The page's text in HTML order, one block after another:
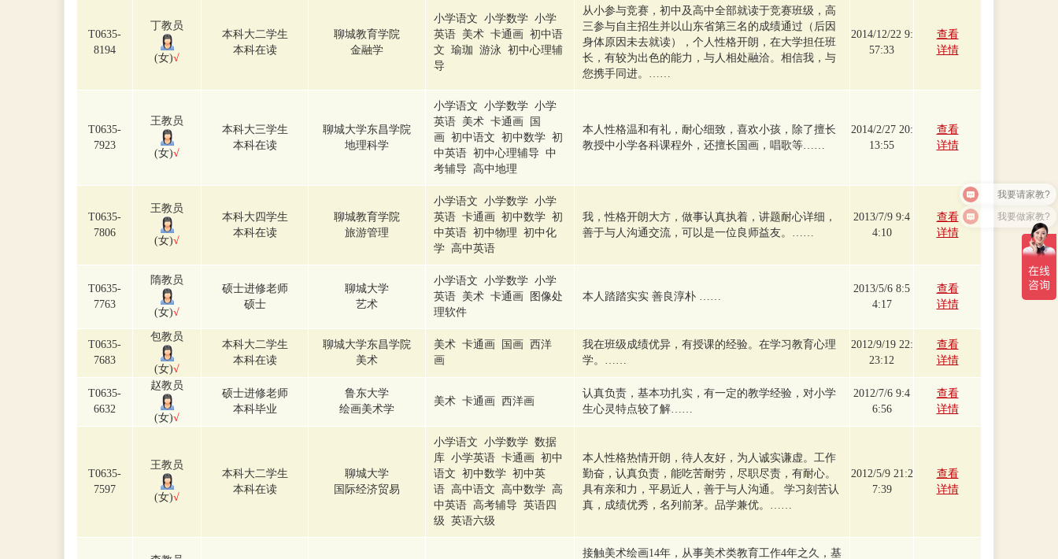
T0635-
8194
丁教员
(女)√
本科大二学生
本科在读
聊城教育学院
金融学
小学语文 小学数学 小学
英语 美术 卡通画 初中语
文 瑜珈 游泳 初中心理辅
导
从小参与竞赛，初中及高中全部就读于竞赛班级，高
三参与自主招生并以山东省第三名的成绩通过（后因
身体原因未去就读），个人性格开朗，在大学担任班
长，有较为出色的能力，与人相处融洽。相信我，与
您携手同进。……
2014/12/22 9:
57:33
查看
详情
T0635-
7923
王教员
(女)√
本科大三学生
本科在读
聊城大学东昌学院
地理科学
小学语文 小学数学 小学
英语 美术 卡通画 国
画 初中语文 初中数学 初
中英语 初中心理辅导 中
考辅导 高中地理
本人性格温和有礼，耐心细致，喜欢小孩，除了擅长
教授中小学各科课程外，还擅长国画，唱歌等……
2014/2/27 20:
13:55
查看
详情
T0635-
7806
王教员
(女)√
本科大四学生
本科在读
聊城教育学院
旅游管理
小学语文 小学数学 小学
英语 卡通画 初中数学 初
中英语 初中物理 初中化
学 高中英语
我，性格开朗大方，做事认真执着，讲题耐心详细，
善于与人沟通交流，可以是一位良师益友。……
2013/7/9 9:4
4:10
查看
详情
T0635-
7763
隋教员
(女)√
硕士进修老师
硕士
聊城大学
艺术
小学语文 小学数学 小学
英语 美术 卡通画 图像处
理软件
本人踏踏实实 善良淳朴 ……
2013/5/6 8:5
4:17
查看
详情
T0635-
7683
包教员
(女)√
本科大二学生
本科在读
聊城大学东昌学院
美术
美术 卡通画 国画 西洋
画
我在班级成绩优异，有授课的经验。在学习教育心理
学。……
2012/9/19 22:
23:12
查看
详情
T0635-
6632
赵教员
(女)√
硕士进修老师
本科毕业
鲁东大学
绘画美术学
美术 卡通画 西洋画
认真负责，基本功扎实，有一定的教学经验，对小学
生心灵特点较了解……
2012/7/6 9:4
6:56
查看
详情
T0635-
7597
王教员
(女)√
本科大二学生
本科在读
聊城大学
国际经济贸易
小学语文 小学数学 数据
库 小学英语 卡通画 初中
语文 初中数学 初中英
语 高中语文 高中数学 高
中英语 高考辅导 英语四
级 英语六级
本人性格热情开朗，待人友好，为人诚实谦虚。工作
勤奋，认真负责，能吃苦耐劳，尽职尽责，有耐心。
具有亲和力，平易近人，善于与人沟通。 学习刻苦认
真，成绩优秀，名列前茅。品学兼优。……
2012/5/9 21:2
7:39
查看
详情
接触美术绘画14年，从事美术类教育工作4年之久，基
我要做家教?